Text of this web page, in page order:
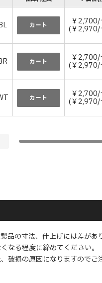
カート ￥2,700/
(￥2,970/
カート ￥2,700/
(￥2,970/
カート ￥2,700/
(￥2,970/
の寸法、仕上げには差があり
なる程度に締めてください。
損の原因になりますのでご